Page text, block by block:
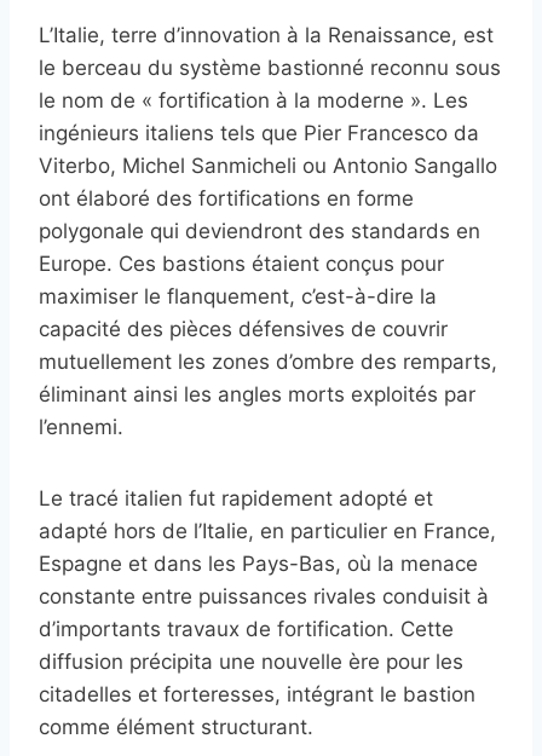
L’Italie, terre d’innovation à la Renaissance, est
le berceau du système bastionné reconnu sous
le nom de « fortification à la moderne ». Les
ingénieurs italiens tels que Pier Francesco da
Viterbo, Michel Sanmicheli ou Antonio Sangallo
ont élaboré des fortifications en forme
polygonale qui deviendront des standards en
Europe. Ces bastions étaient conçus pour
maximiser le flanquement, c’est-à-dire la
capacité des pièces défensives de couvrir
mutuellement les zones d’ombre des remparts,
éliminant ainsi les angles morts exploités par
l’ennemi.
Le tracé italien fut rapidement adopté et
adapté hors de l’Italie, en particulier en France,
Espagne et dans les Pays-Bas, où la menace
constante entre puissances rivales conduisit à
d’importants travaux de fortification. Cette
diffusion précipita une nouvelle ère pour les
citadelles et forteresses, intégrant le bastion
comme élément structurant.